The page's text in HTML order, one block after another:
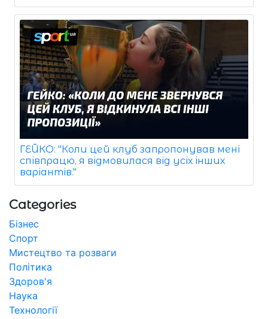
ГЕЙКО: "Коли цей клуб запропонував мені
співпрацю, я відмовилася від усіх інших
варіантів."
Categories
Бізнес
Спорт
Мистецтво та розваги
Політика
Здоров'я
Наука
Технології